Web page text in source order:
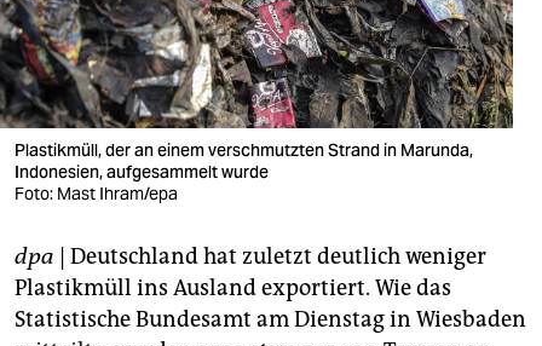
wahrheit
verlag
verlag
veranstaltungen
fragen & hilfe
unterstützen
Plastikmüll, der an einem verschmutzten Strand in Marunda,
Indonesien, aufgesammelt wurde
Foto: Mast Ihram/epa
dpa | Deutschland hat zuletzt deutlich weniger
Plastikmüll ins Ausland exportiert. Wie das
Statistische Bundesamt am Dienstag in Wiesbaden